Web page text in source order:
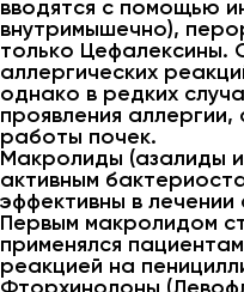
вводятся с помощью
внутримышечно),
только Цефалексины.
аллергических
однако в редких
проявления
работы почек.
Макролиды (азалиды
активным
эффективны в
Первым макролидом
применялся
реакцией на